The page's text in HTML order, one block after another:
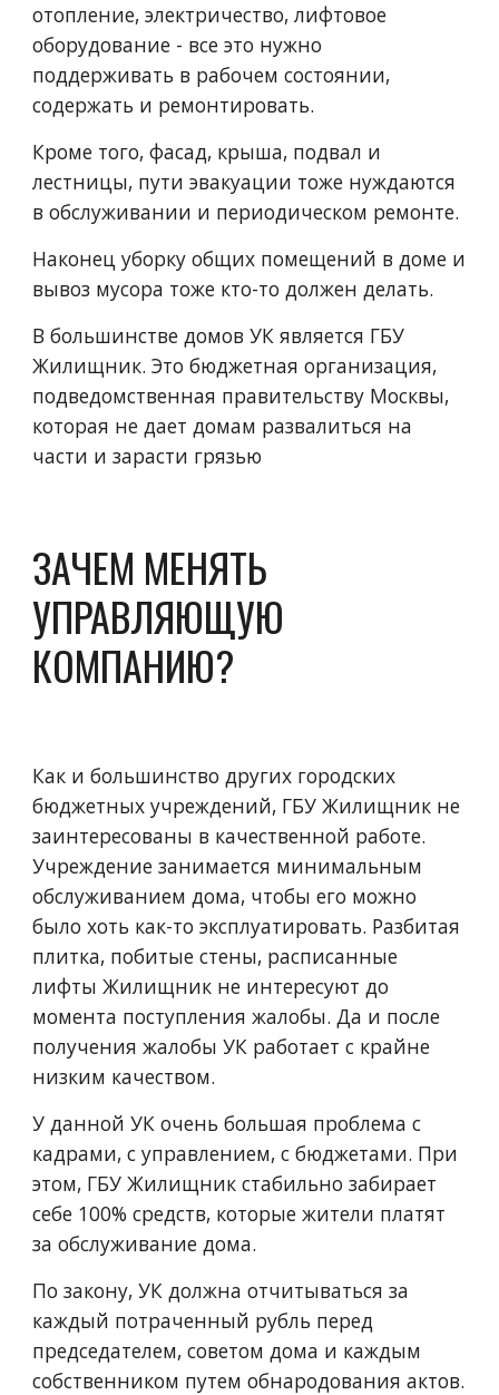
отопление, электричество, лифтовое
оборудование - все это нужно
поддерживать в рабочем состоянии,
содержать и ремонтировать.
Кроме того, фасад, крыша, подвал и
лестницы, пути эвакуации тоже нуждаются
в обслуживании и периодическом ремонте.
Наконец уборку общих помещений в доме и
вывоз мусора тоже кто-то должен делать.
В большинстве домов УК является ГБУ
Жилищник. Это бюджетная организация,
подведомственная правительству Москвы,
которая не дает домам развалиться на
части и зарасти грязью
ЗАЧЕМ МЕНЯТЬ
УПРАВЛЯЮЩУЮ
КОМПАНИЮ?
Как и большинство других городских
бюджетных учреждений, ГБУ Жилищник не
заинтересованы в качественной работе.
Учреждение занимается минимальным
обслуживанием дома, чтобы его можно
было хоть как-то эксплуатировать. Разбитая
плитка, побитые стены, расписанные
лифты Жилищник не интересуют до
момента поступления жалобы. Да и после
получения жалобы УК работает с крайне
низким качеством.
У данной УК очень большая проблема с
кадрами, с управлением, с бюджетами. При
этом, ГБУ Жилищник стабильно забирает
себе 100% средств, которые жители платят
за обслуживание дома.
По закону, УК должна отчитываться за
каждый потраченный рубль перед
председателем, советом дома и каждым
собственником путем обнародования актов.